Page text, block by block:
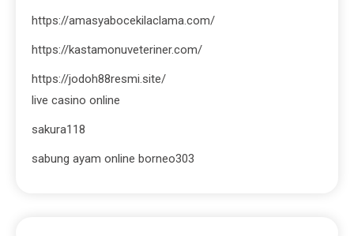
https://amasyabocekilaclama.com/
https://kastamonuveteriner.com/
https://jodoh88resmi.site/
live casino online
sakura118
sabung ayam online borneo303